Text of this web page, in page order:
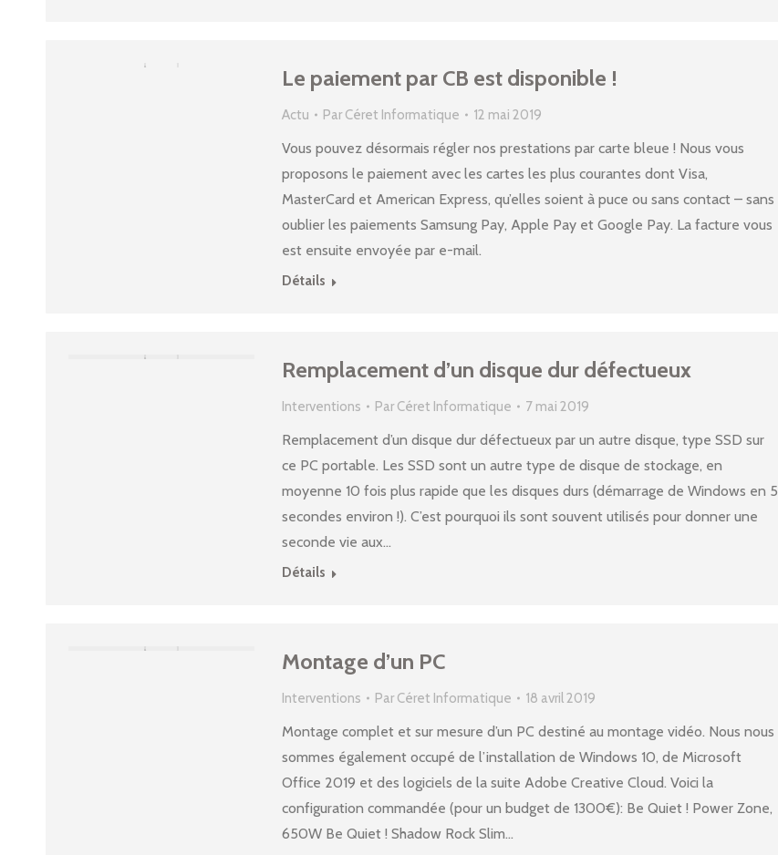
Le paiement par CB est disponible !
Actu ParCéret Informatique 12 mai 2019
Vous pouvez désormais régler nos prestations par carte bleue ! Nous vous
proposons le paiement avec les cartes les plus courantes dont Visa,
MasterCard et American Express, qu’elles soient à puce ou sans contact – sans
oublier les paiements Samsung Pay, Apple Pay et Google Pay. La facture vous
est ensuite envoyée par e-mail.
Détails
Remplacement d’un disque dur défectueux
Interventions ParCéret Informatique 7 mai 2019
Remplacement d’un disque dur défectueux par un autre disque, type SSD sur
ce PC portable. Les SSD sont un autre type de disque de stockage, en
moyenne 10 fois plus rapide que les disques durs (démarrage de Windows en 5
secondes environ !). C’est pourquoi ils sont souvent utilisés pour donner une
seconde vie aux…
Détails
Montage d’un PC
Interventions ParCéret Informatique 18 avril 2019
Montage complet et sur mesure d’un PC destiné au montage vidéo. Nous nous
sommes également occupé de l’installation de Windows 10, de Microsoft
Office 2019 et des logiciels de la suite Adobe Creative Cloud. Voici la
configuration commandée (pour un budget de 1300€): Be Quiet ! Power Zone,
650W Be Quiet ! Shadow Rock Slim…